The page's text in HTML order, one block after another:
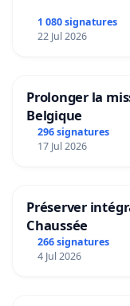
1 080 signatures
22 Jul 2026
Prolonger la
Belgique
296 signatures
17 Jul 2026
Préserver
Chaussée
266 signatures
4 Jul 2026